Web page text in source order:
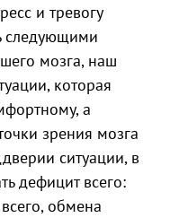
и тревогу
следующими
мозга, наш
которая
а
зрения мозга
ситуации, в
дефицит всего:
обмена